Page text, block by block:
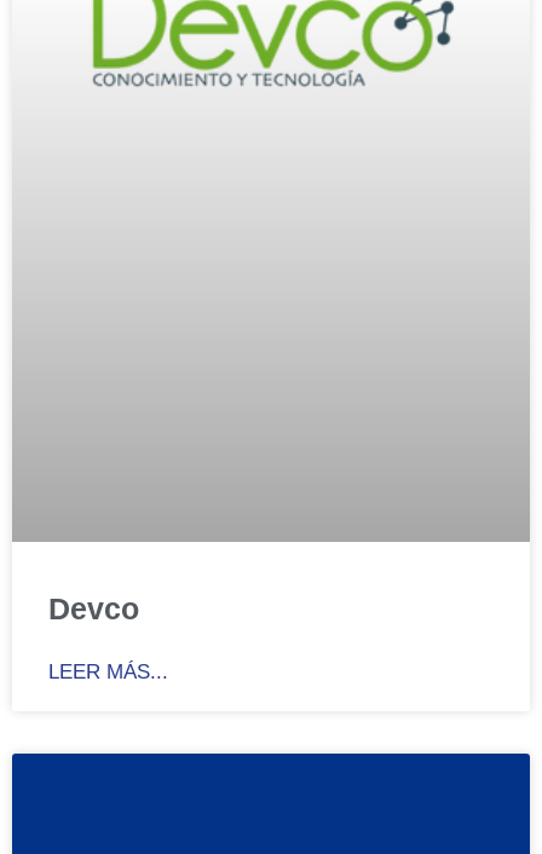
Devco
LEER MÁS...